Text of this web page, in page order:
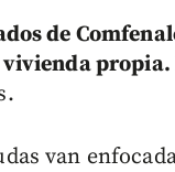
de
propia.
van